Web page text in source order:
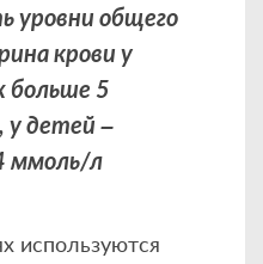
уровни общего
крови у
больше 5
детей –
ммоль/л
используются